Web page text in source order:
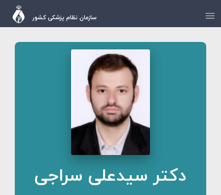
سازمان نظام پزشکی کشور
دکتر سیدعلی سراجی